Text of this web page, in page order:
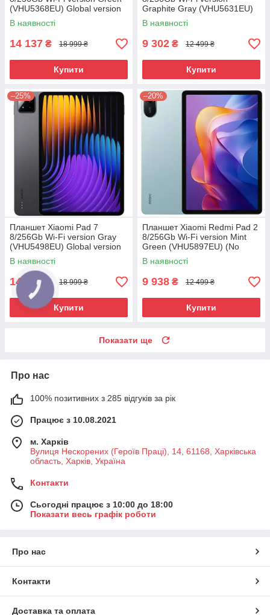
(VHU5368EU) Global version
В наявності
14 137 ₴ 18 999 ₴
Купити
Graphite Gray (VHU5631EU)
(No Adapter) UA UCRF
В наявності
9 302 ₴ 12 499 ₴
Купити
–25%
Планшет Xiaomi Pad 7
8/256Gb Wi-Fi version Gray
(VHU5498EU) Global version
В наявності
14 158 ₴ 18 999 ₴
Купити
–20%
Планшет Xiaomi Redmi Pad 2
8/256Gb Wi-Fi version Mint
Green (VHU5897EU) (No
Adapter) UA UCRF
В наявності
9 938 ₴ 12 499 ₴
Купити
Показати ще
Про нас
100% позитивних з 285 відгуків за рік
Працює з 10.08.2021
м. Харків
Вулиця Нескорених (Героїв Праці), 14, 61168, Харківська
область, Харків, Україна
Контакти
Сьогодні працює з 10:00 до 18:00
Показати весь графік роботи
Про нас
Контакти
Доставка та оплата